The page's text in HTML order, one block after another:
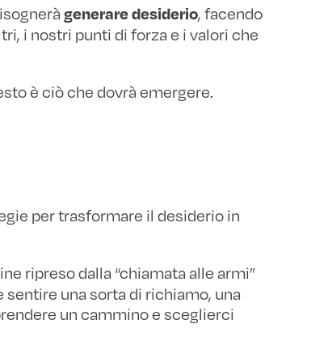
generare desiderio, facendo
i nostri punti di forza e i valori che
è ciò che dovrà emergere.
per trasformare il desiderio in
ripreso dalla “chiamata alle armi”
una sorta di richiamo, una
un cammino e sceglierci